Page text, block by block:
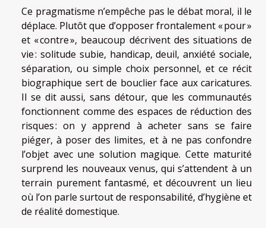
Ce pragmatisme n’empêche pas le débat moral, il le
déplace. Plutôt que d’opposer frontalement « pour »
et « contre », beaucoup décrivent des situations de
vie : solitude subie, handicap, deuil, anxiété sociale,
séparation, ou simple choix personnel, et ce récit
biographique sert de bouclier face aux caricatures.
Il se dit aussi, sans détour, que les communautés
fonctionnent comme des espaces de réduction des
risques : on y apprend à acheter sans se faire
piéger, à poser des limites, et à ne pas confondre
l’objet avec une solution magique. Cette maturité
surprend les nouveaux venus, qui s’attendent à un
terrain purement fantasmé, et découvrent un lieu
où l’on parle surtout de responsabilité, d’hygiène et
de réalité domestique.